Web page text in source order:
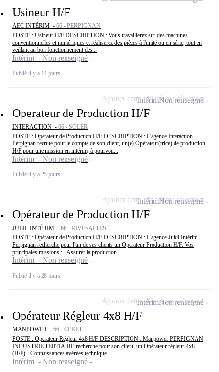
Usineur H/F
AEC INTÉRIM - 66 - PERPIGNAN
POSTE : Usineur H/F DESCRIPTION : Vous travaillerez sur des machines
conventionnelles et numériques et réaliserez des pièces à l'unité ou en série, tout en
veillant au bon fonctionnement des...
Intérim - Non renseigné
Publié il y a 14 jours
Operateur de Production H/F
INTERACTION - 66 - SOLER
POSTE : Operateur de Production H/F DESCRIPTION : L'agence Interaction
Perpignan recrute pour le compte de son client, un(e) Opérateur(trice) de production
H/F pour une mission en intérim, à pourvoir...
Intérim - Non renseigné
Publié il y a 25 jours
IntérimNon renseigné
Ajouter cette offre à ma sélection
Opérateur de Production H/F
JUBIL INTÉRIM - 66 - RIVESALTES
POSTE : Opérateur de Production H/F DESCRIPTION : L'agence Jubil Intérim
Perpignan recherche pour l'un de ses clients un Opérateur Production H/F. Vos
principales missions : - Assurer la production...
Intérim - Non renseigné
Publié il y a 28 jours
IntérimNon renseigné
Ajouter cette offre à ma sélection
Opérateur Régleur 4x8 H/F
MANPOWER - 66 - CÉRET
POSTE : Opérateur Régleur 4x8 H/F DESCRIPTION : Manpower PERPIGNAN
INDUSTRIE TERTIAIRE recherche pour son client, un Opérateur régleur 4x8
(H/F) - Connaissances avérées technique -...
Intérim - Non renseigné
IntérimNon renseigné
Ajouter cette offre à ma sélection